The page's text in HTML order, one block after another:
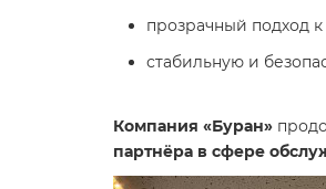
прозрачный подход
стабильную и
Компания «Буран»
партнёра в сфере